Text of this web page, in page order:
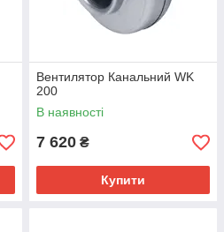
Вентилятор Канальний WK
200
В наявності
7 620 ₴
Купити